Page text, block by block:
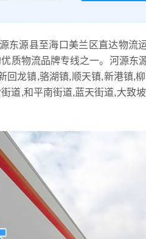
东源县至海口美兰区直达物流
质物流品牌专线之一。河源东
回龙镇,骆湖镇,顺天镇,新港镇,
道,和平南街道,蓝天街道,大致